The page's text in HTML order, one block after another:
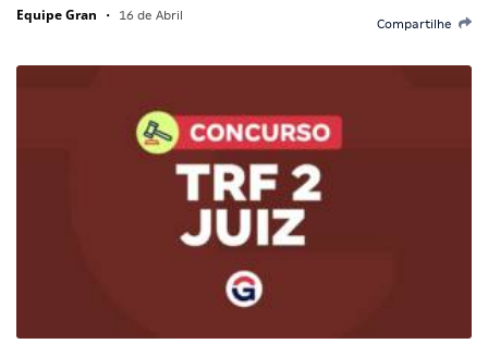
Equipe Gran • 16 de Abril
Compartilhe